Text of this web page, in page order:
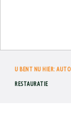
U BENT NU HIER:
RESTAURATIE